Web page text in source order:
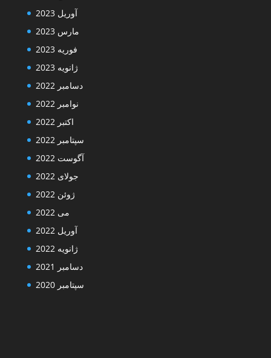
آوریل 2023
مارس 2023
فوریه 2023
ژانویه 2023
دسامبر 2022
نوامبر 2022
اکتبر 2022
سپتامبر 2022
آگوست 2022
جولای 2022
ژوئن 2022
می 2022
آوریل 2022
ژانویه 2022
دسامبر 2021
سپتامبر 2020